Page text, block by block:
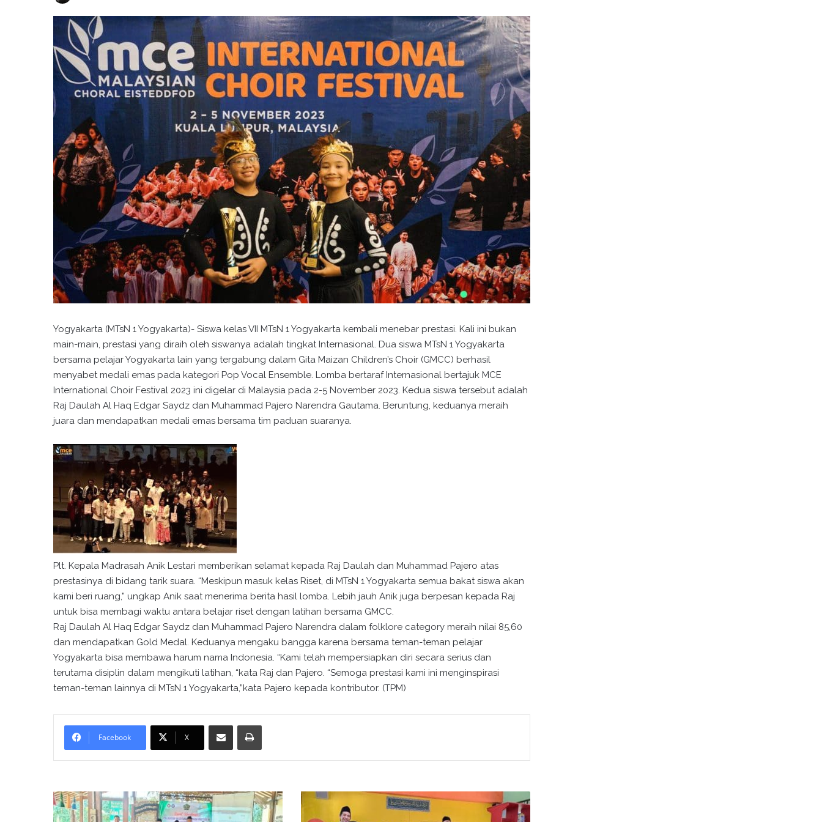
Yogyakarta (MTsN 1 Yogyakarta)- Siswa kelas VII MTsN 1 Yogyakarta kembali menebar prestasi. Kali ini bukan
main-main, prestasi yang diraih oleh siswanya adalah tingkat Internasional. Dua siswa MTsN 1 Yogyakarta
bersama pelajar Yogyakarta lain yang tergabung dalam Gita Maizan Children’s Choir (GMCC) berhasil
menyabet medali emas pada kategori Pop Vocal Ensemble. Lomba bertaraf Internasional bertajuk MCE
International Choir Festival 2023 ini digelar di Malaysia pada 2-5 November 2023. Kedua siswa tersebut adalah
Raj Daulah Al Haq Edgar Saydz dan Muhammad Pajero Narendra Gautama. Beruntung, keduanya meraih
juara dan mendapatkan medali emas bersama tim paduan suaranya.
Plt. Kepala Madrasah Anik Lestari memberikan selamat kepada Raj Daulah dan Muhammad Pajero atas
prestasinya di bidang tarik suara. “Meskipun masuk kelas Riset, di MTsN 1 Yogyakarta semua bakat siswa akan
kami beri ruang,” ungkap Anik saat menerima berita hasil lomba. Lebih jauh Anik juga berpesan kepada Raj
untuk bisa membagi waktu antara belajar riset dengan latihan bersama GMCC.
Raj Daulah Al Haq Edgar Saydz dan Muhammad Pajero Narendra dalam folklore category meraih nilai 85,60
dan mendapatkan Gold Medal. Keduanya mengaku bangga karena bersama teman-teman pelajar
Yogyakarta bisa membawa harum nama Indonesia. “Kami telah mempersiapkan diri secara serius dan
terutama disiplin dalam mengikuti latihan, “kata Raj dan Pajero. “Semoga prestasi kami ini menginspirasi
teman-teman lainnya di MTsN 1 Yogyakarta,”kata Pajero kepada kontributor. (TPM)
Facebook X
R
a
P